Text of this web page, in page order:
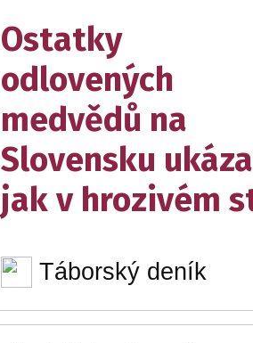
Ostatky
odlovených
medvědů na
Slovensku
jak v hrozivém
Táborský deník